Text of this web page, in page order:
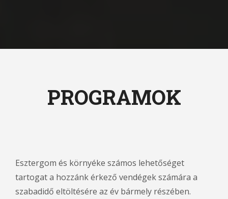
PROGRAMOK
Esztergom és környéke számos lehetőséget
tartogat a hozzánk érkező vendégek számára a
szabadidő eltöltésére az év bármely részében.